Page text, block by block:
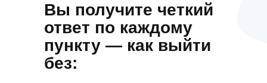
Вы получите четкий
ответ по каждому
пункту — как выйти
без: